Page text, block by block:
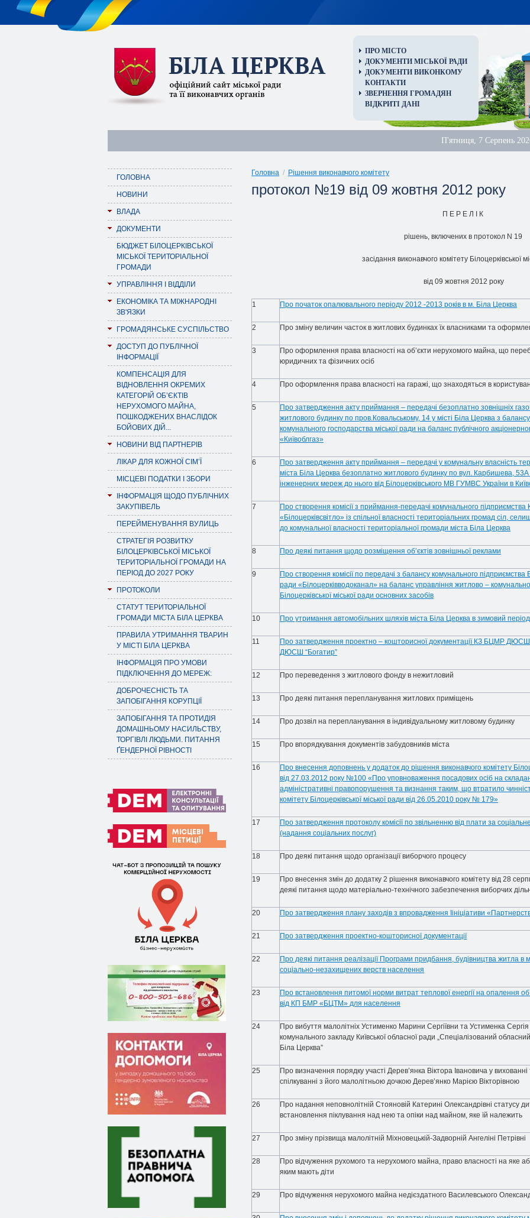
ПРО МІСТО
ДОКУМЕНТИ МІСЬКОЇ РАДИ
ДОКУМЕНТИ ВИКОНКОМУ
КОНТАКТИ
ЗВЕРНЕННЯ ГРОМАДЯН
ВІДКРИТІ ДАНІ
П'ятниця, 7 Серпень
ГОЛОВНА
НОВИНИ
ВЛАДА
ДОКУМЕНТИ
БЮДЖЕТ БІЛОЦЕРКІВСЬКОЇ
МІСЬКОЇ ТЕРИТОРІАЛЬНОЇ
ГРОМАДИ
УПРАВЛІННЯ І ВІДДІЛИ
ЕКОНОМІКА ТА МІЖНАРОДНІ
ЗВ'ЯЗКИ
ГРОМАДЯНСЬКЕ СУСПІЛЬСТВО
ДОСТУП ДО ПУБЛІЧНОЇ
ІНФОРМАЦІЇ
КОМПЕНСАЦІЯ ДЛЯ
ВІДНОВЛЕННЯ ОКРЕМИХ
КАТЕГОРІЙ ОБ’ЄКТІВ
НЕРУХОМОГО МАЙНА,
ПОШКОДЖЕНИХ ВНАСЛІДОК
БОЙОВИХ ДІЙ...
НОВИНИ ВІД ПАРТНЕРІВ
ЛІКАР ДЛЯ КОЖНОЇ СІМ’Ї
МІСЦЕВІ ПОДАТКИ І ЗБОРИ
ІНФОРМАЦІЯ ЩОДО ПУБЛІЧНИХ
ЗАКУПІВЕЛЬ
ПЕРЕЙМЕНУВАННЯ ВУЛИЦЬ
СТРАТЕГІЯ РОЗВИТКУ
БІЛОЦЕРКІВСЬКОЇ МІСЬКОЇ
ТЕРИТОРІАЛЬНОЇ ГРОМАДИ НА
ПЕРІОД ДО 2027 РОКУ
ПРОТОКОЛИ
СТАТУТ ТЕРИТОРІАЛЬНОЇ
ГРОМАДИ МІСТА БІЛА ЦЕРКВА
ПРАВИЛА УТРИМАННЯ ТВАРИН
У МІСТІ БІЛА ЦЕРКВА
ІНФОРМАЦІЯ ПРО УМОВИ
ПІДКЛЮЧЕННЯ ДО МЕРЕЖ:
ДОБРОЧЕСНІСТЬ ТА
ЗАПОБІГАННЯ КОРУПЦІЇ
ЗАПОБІГАННЯ ТА ПРОТИДІЯ
ДОМАШНЬОМУ НАСИЛЬСТВУ,
ТОРГІВЛІ ЛЮДЬМИ. ПИТАННЯ
ҐЕНДЕРНОЇ РІВНОСТІ
Головна / Рішення виконавчого комітету
протокол №19 від 09 жовтня 2012 року
П Е Р Е Л I К
piшень, включених в пpотокол N 19
засiдання виконавчого комітету Білоцерківської
від 09 жовтня 2012 pоку
1 Про початок опалювального періоду 2012 -2013 років в м. Біла Церква
2 Про зміну величин часток в житлових будинках їх власниками та
3
Про оформлення права власності на об’єкти нерухомого майна, що
юридичних та фізичних осіб
4 Про оформлення права власності на гаражі, що знаходяться в
5
Про затвердження акту приймання – передачі безоплатно зовнішніх
житлового будинку по пров.Ковальському, 14 у місті Біла Церква з
комунального господарства міської ради на баланс публічного
«Київоблгаз»
6
Про затвердження акту приймання – передачі у комунальну власність
міста Біла Церква безоплатно житлового будинку по вул. Карбишева, 53А
інженерних мереж до нього від Білоцерківського МВ ГУМВС України в
7
Про створення комісії з приймання-передачі комунального підприємства
«Білоцерківсвітло» із спільної власності територіальних громад сіл,
до комунальної власності територіальної громади міста Біла Церква
8 Про деякі питання щодо розміщення об’єктів зовнішньої реклами
9
Про створення комісії по передачі з балансу комунального підприємства
ради «Білоцерківводоканал» на баланс управління житлово –
Білоцерківської міської ради основних засобів
10 Про утримання автомобільних шляхів міста Біла Церква в зимовий
11
Про затвердження проектно – кошторисної документації КЗ БЦМР
ДЮСШ “Богатир”
12 Про переведення з житлового фонду в нежитловий
13 Про деякі питання перепланування житлових приміщень
14 Про дозвіл на перепланування в індивідуальному житловому будинку
15 Про впорядкування документів забудовників міста
16
Про внесення доповнень у додаток до рішення виконавчого комітету
від 27.03.2012 року №100 «Про уповноваження посадових осіб на
адміністративні правопорушення та визнання таким, що втратило
комітету Білоцерківської міської ради від 26.05.2010 року № 179»
17
Про затвердження протоколу комісії по звільненню від плати за
(надання соціальних послуг)
18 Про деякі питання щодо організації виборчого процесу
19
Про внесення змін до додатку 2 рішення виконавчого комітету від 28
деякі питання щодо матеріально-технічного забезпечення виборчих
20 Про затвердження плану заходів з впровадження Iініціативи
21 Про затвердження проектно-кошторисної документації
22
Про деякі питання реалізації Програми придбання, будівництва житла в
соціально-незахищених верств населення
23
Про встановлення питомої норми витрат теплової енергії на опалення
від КП БМР «БЦТМ» для населення
24
Про вибуття малолітніх Устименко Марини Сергіївни та Устименка
комунального закладу Київської обласної ради „Спеціалізований
Біла Церква”
25
Про визначення порядку участі Дерев’янка Віктора Івановича у
спілкуванні з його малолітньою дочкою Дерев’янко Марією Вікторівною
26
Про надання неповнолітній Стояновій Катерині Олександрівні статусу
встановлення піклування над нею та опіки над майном, яке їй належить
27 Про зміну прізвища малолітній Міхновецькій-Задворній Ангеліні Петрівні
28
Про відчуження рухомого та нерухомого майна, право власності на яке
яким мають діти
29 Про відчуження нерухомого майна недієздатного Василевського